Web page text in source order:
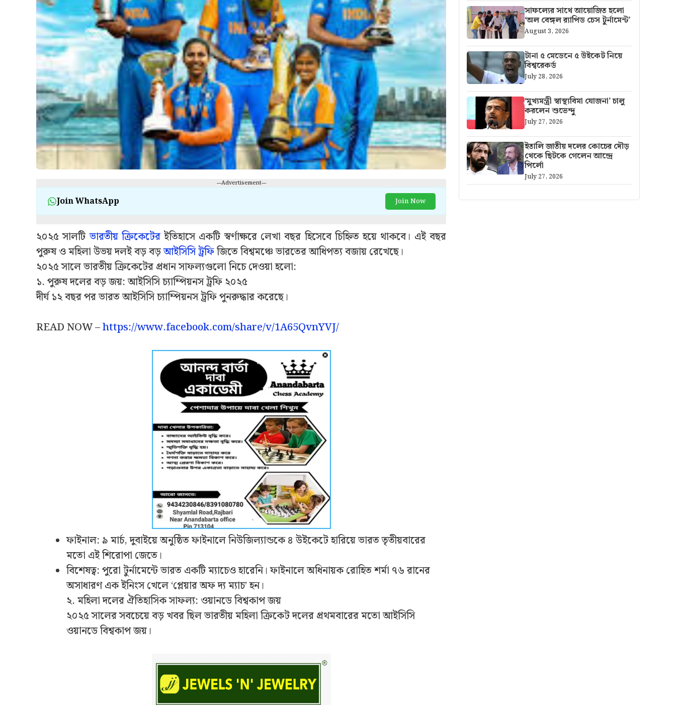
---Advertisement---
Join WhatsApp Join Now
২০২৫ সালটিভারতীয় ক্রিকেটেরইতিহাসে একটি স্বর্ণাক্ষরে লেখা বছর হিসেবে চিহ্নিত হয়ে থাকবে। এই বছর
পুরুষ ও মহিলা উভয় দলই বড় বড়আইসিসি ট্রফিজিতে বিশ্বমঞ্চে ভারতের আধিপত্য বজায় রেখেছে।
২০২৫ সালে ভারতীয় ক্রিকেটের প্রধান সাফল্যগুলো নিচে দেওয়া হলো:
১. পুরুষ দলের বড় জয়: আইসিসি চ্যাম্পিয়নস ট্রফি ২০২৫
দীর্ঘ ১২ বছর পর ভারত আইসিসি চ্যাম্পিয়নস ট্রফি পুনরুদ্ধার করেছে।
READ NOW –https://www.facebook.com/share/v/1A65QvnYVJ/
ফাইনাল: ৯ মার্চ, দুবাইয়ে অনুষ্ঠিত ফাইনালে নিউজিল্যান্ডকে ৪ উইকেটে হারিয়ে ভারত তৃতীয়বারের
মতো এই শিরোপা জেতে।
বিশেষত্ব: পুরো টুর্নামেন্টে ভারত একটি ম্যাচেও হারেনি। ফাইনালে অধিনায়ক রোহিত শর্মা ৭৬ রানের
অসাধারণ এক ইনিংস খেলে ‘প্লেয়ার অফ দ্য ম্যাচ’ হন।
২. মহিলা দলের ঐতিহাসিক সাফল্য: ওয়ানডে বিশ্বকাপ জয়
২০২৫ সালের সবচেয়ে বড় খবর ছিল ভারতীয় মহিলা ক্রিকেট দলের প্রথমবারের মতো আইসিসি
ওয়ানডে বিশ্বকাপ জয়।
সাফল্যের সাথে আয়োজিত হলো
‘অল বেঙ্গল র‍্যাপিড চেস টুর্নামেন্ট’
August 3, 2026
টানা ৫ মেডেনে ৫ উইকেট নিয়ে
বিশ্বরেকর্ড
July 28, 2026
‘মুখ্যমন্ত্রী স্বাস্থ্যবিমা যোজনা’ চালু
করলেন শুভেন্দু
July 27, 2026
ইতালি জাতীয় দলের কোচের দৌড়
থেকে ছিটকে গেলেন আন্দ্রে
পির্লো
July 27, 2026